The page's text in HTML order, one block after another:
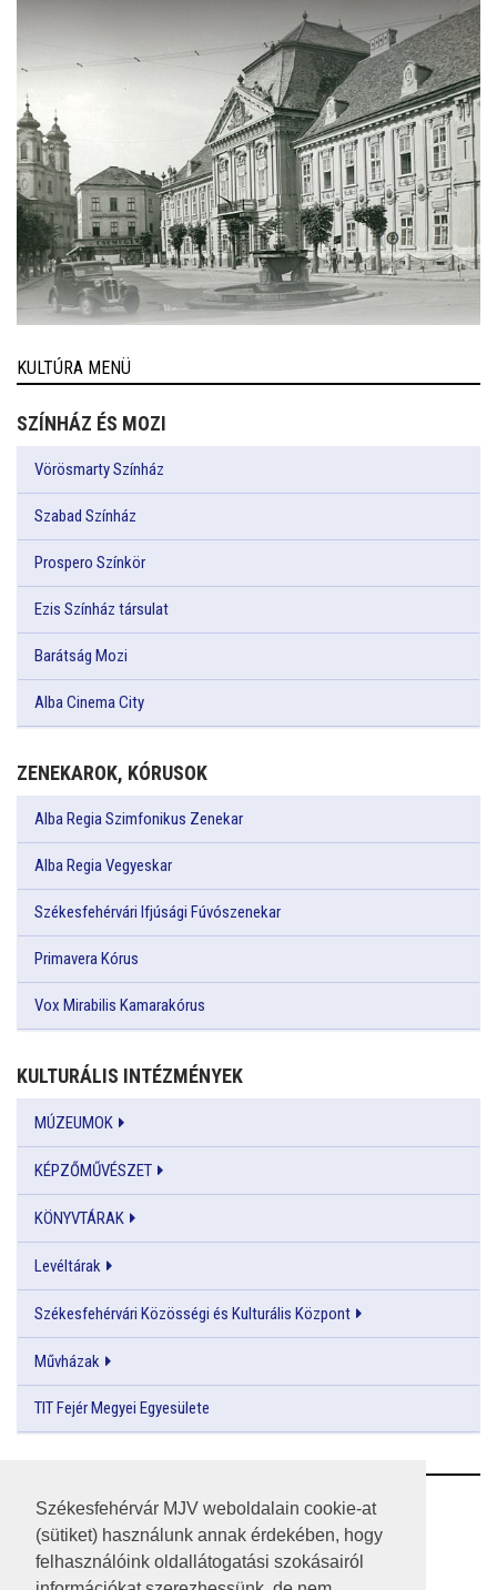
Székesfehérvár MJV weboldalain cookie-at
(sütiket) használunk annak érdekében, hogy
felhasználóink oldallátogatási szokásairól
KULTÚRA MENÜ
SZÍNHÁZ ÉS MOZI
Vörösmarty Színház
Szabad Színház
Prospero Színkör
Ezis Színház társulat
Barátság Mozi
Alba Cinema City
ZENEKAROK, KÓRUSOK
Alba Regia Szimfonikus Zenekar
Alba Regia Vegyeskar
Székesfehérvári Ifjúsági Fúvószenekar
Primavera Kórus
Vox Mirabilis Kamarakórus
KULTURÁLIS INTÉZMÉNYEK
MÚZEUMOK
KÉPZŐMŰVÉSZET
KÖNYVTÁRAK
Levéltárak
Székesfehérvári Közösségi és Kulturális Központ
Művházak
TIT Fejér Megyei Egyesülete
RSS
A HONLAP 2017.03.31-I ÁLLAPOTA